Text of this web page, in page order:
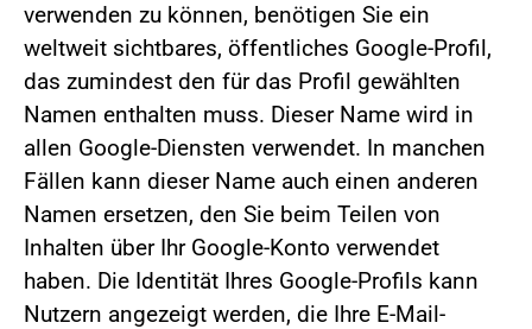
verwenden zu können, benötigen Sie ein
weltweit sichtbares, öffentliches Google-Profil,
das zumindest den für das Profil gewählten
Namen enthalten muss. Dieser Name wird in
allen Google-Diensten verwendet. In manchen
Fällen kann dieser Name auch einen anderen
Namen ersetzen, den Sie beim Teilen von
Inhalten über Ihr Google-Konto verwendet
haben. Die Identität Ihres Google-Profils kann
Nutzern angezeigt werden, die Ihre E-Mail-